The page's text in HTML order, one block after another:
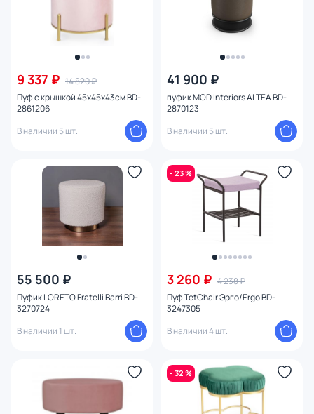
9 337 ₽ 14 820 ₽
Пуф с крышкой 45х45х43см BD-
2861206
В наличии 5 шт.
41 900 ₽
пуфик MOD Interiors ALTEA BD-
2870123
В наличии 5 шт.
55 500 ₽
Пуфик LORETO Fratelli Barri BD-
3270724
В наличии 1 шт.
- 23 %
3 260 ₽ 4 238 ₽
Пуф TetChair Эрго/Ergo BD-
3247305
В наличии 4 шт.
- 32 %